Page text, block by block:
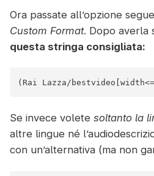
Ora passate all’opzione
Custom Format. Dopo averla
questa stringa consigliata:
(Rai Lazza/
Se invece volete soltanto la
altre lingue né
con un’alternativa (ma non